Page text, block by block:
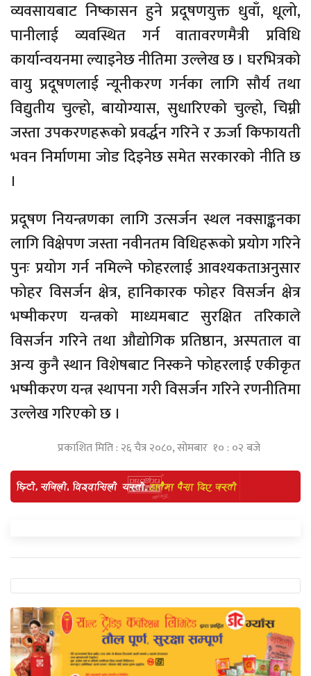
व्यवसायबाट निष्कासन हुने प्रदूषणयुक्त धुवाँ, धूलो,
पानीलाई व्यवस्थित गर्न वातावरणमैत्री प्रविधि
कार्यान्वयनमा ल्याइनेछ नीतिमा उल्लेख छ । घरभित्रको
वायु प्रदूषणलाई न्यूनीकरण गर्नका लागि सौर्य तथा
विद्युतीय चुल्हो, बायोग्यास, सुधारिएको चुल्हो, चिम्नी
जस्ता उपकरणहरूको प्रवर्द्धन गरिने र ऊर्जा किफायती
भवन निर्माणमा जोड दिइनेछ समेत सरकारको नीति छ
।
प्रदूषण नियन्त्रणका लागि उत्सर्जन स्थल नक्साङ्कनका
लागि विक्षेपण जस्ता नवीनतम विधिहरूको प्रयोग गरिने
पुनः प्रयोग गर्न नमिल्ने फोहरलाई आवश्यकताअनुसार
फोहर विसर्जन क्षेत्र, हानिकारक फोहर विसर्जन क्षेत्र
भष्मीकरण यन्त्रको माध्यमबाट सुरक्षित तरिकाले
विसर्जन गरिने तथा औद्योगिक प्रतिष्ठान, अस्पताल वा
अन्य कुनै स्थान विशेषबाट निस्कने फोहरलाई एकीकृत
भष्मीकरण यन्त्र स्थापना गरी विसर्जन गरिने रणनीतिमा
उल्लेख गरिएको छ ।
प्रकाशित मिति : २६ चैत्र २०८०, सोमबार १० : ०२ बजे